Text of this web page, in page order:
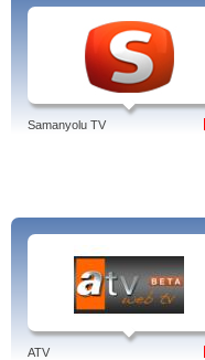
Samanyolu TV
ATV